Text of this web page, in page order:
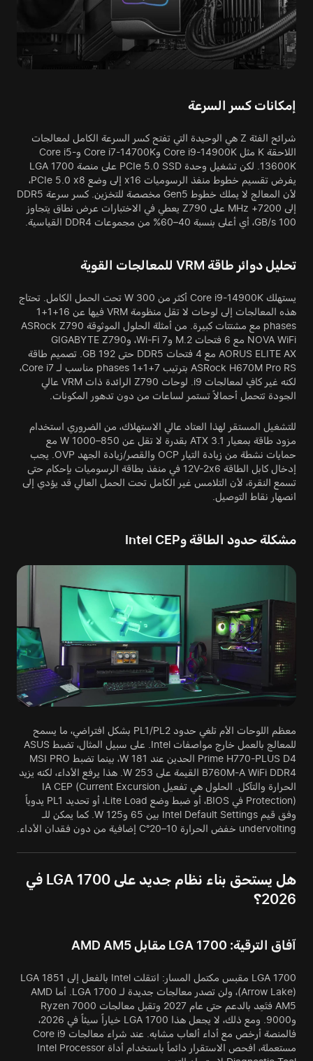
إمكانات كسر السرعة
شرائح الفئة Z هي الوحيدة التي تفتح كسر السرعة الكامل لمعالجات
اللاحقة K مثل Core i9-14900K وCore i7-14700K وCore i5-
13600K. لكن تشغيل وحدة PCIe 5.0 SSD على منصة LGA 1700
يفرض تقسيم خطوط منفذ الرسوميات x16 إلى وضع PCIe 5.0 x8،
لأن المعالج لا يملك خطوط Gen5 مخصصة للتخزين. كسر سرعة DDR5
إلى 7200+ MHz على Z790 يعطي في الاختبارات عرض نطاق يتجاوز
100 GB/s، أي أعلى بنسبة 40–60% من مجموعات DDR4 القياسية.
تحليل دوائر طاقة VRM للمعالجات القوية
يستهلك Core i9-14900K أكثر من 300 W تحت الحمل الكامل. تحتاج
هذه المعالجات إلى لوحات لا تقل منظومة VRM فيها عن 16+1+1
phases مع مشتتات كبيرة. من أمثلة الحلول الموثوقة ASRock Z790
NOVA WiFi مع 6 فتحات M.2 وWi‑Fi 7، وGIGABYTE Z790
AORUS ELITE AX مع 4 فتحات DDR5 حتى 192 GB. تصميم طاقة
ASRock H670M Pro RS بترتيب 7+1+1 phases مناسب لـ Core i7،
لكنه غير كافٍ لمعالجات i9. لوحات Z790 الرائدة ذات VRM عالي
الجودة تتحمل أحمالاً تستمر لساعات من دون تدهور المكونات.
للتشغيل المستقر لهذا العتاد عالي الاستهلاك، من الضروري استخدام
مزود طاقة بمعيار ATX 3.1 بقدرة لا تقل عن 850–1000 W مع
حمايات نشطة من زيادة التيار OCP والقصر/زيادة الجهد OVP. يجب
إدخال كابل الطاقة 12V-2x6 في منفذ بطاقة الرسوميات بإحكام حتى
تسمع النقرة، لأن التلامس غير الكامل تحت الحمل العالي قد يؤدي إلى
انصهار نقاط التوصيل.
مشكلة حدود الطاقة وIntel CEP
معظم اللوحات الأم تلغي حدود PL1/PL2 بشكل افتراضي، ما يسمح
للمعالج بالعمل خارج مواصفات Intel. على سبيل المثال، تضبط ASUS
Prime H770-PLUS D4 الحدين عند 181 W، بينما تضبط MSI PRO
B760M-A WiFi DDR4 القيمة على 253 W. هذا يرفع الأداء، لكنه يزيد
الحرارة والتآكل. الحلول هي تفعيل IA CEP (Current Excursion
Protection) في BIOS، أو ضبط وضع Lite Load، أو تحديد PL1 يدوياً
وفق قيم Intel Default Settings بين 65 و125 W. كما يمكن للـ
undervolting خفض الحرارة 10–20°C إضافية من دون فقدان الأداء.
هل يستحق بناء نظام جديد على LGA 1700 في
2026؟
آفاق الترقية: LGA 1700 مقابل AMD AM5
LGA 1700 مقبس مكتمل المسار: انتقلت Intel بالفعل إلى LGA 1851
(Arrow Lake)، ولن تصدر معالجات جديدة لـ LGA 1700. أما AMD
AM5 فتَعِد بالدعم حتى عام 2027 وتقبل معالجات Ryzen 7000
و9000. ومع ذلك، لا يجعل هذا LGA 1700 خياراً سيئاً في 2026،
فالمنصة أرخص مع أداء ألعاب مشابه. عند شراء معالجات Core i9
مستعملة، افحص الاستقرار دائماً باستخدام أداة Intel Processor